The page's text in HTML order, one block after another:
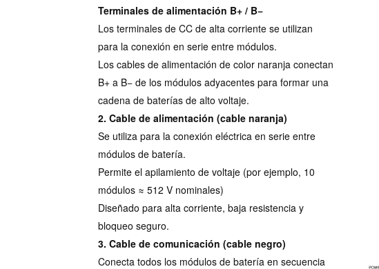
Terminales de alimentación B+ / B−
Los terminales de CC de alta corriente se utilizan
para la conexión en serie entre módulos.
Los cables de alimentación de color naranja conectan
B+ a B− de los módulos adyacentes para formar una
cadena de baterías de alto voltaje.
2. Cable de alimentación (cable naranja)
Se utiliza para la conexión eléctrica en serie entre
módulos de batería.
Permite el apilamiento de voltaje (por ejemplo, 10
módulos ≈ 512 V nominales)
Diseñado para alta corriente, baja resistencia y
bloqueo seguro.
3. Cable de comunicación (cable negro)
Conecta todos los módulos de batería en secuencia